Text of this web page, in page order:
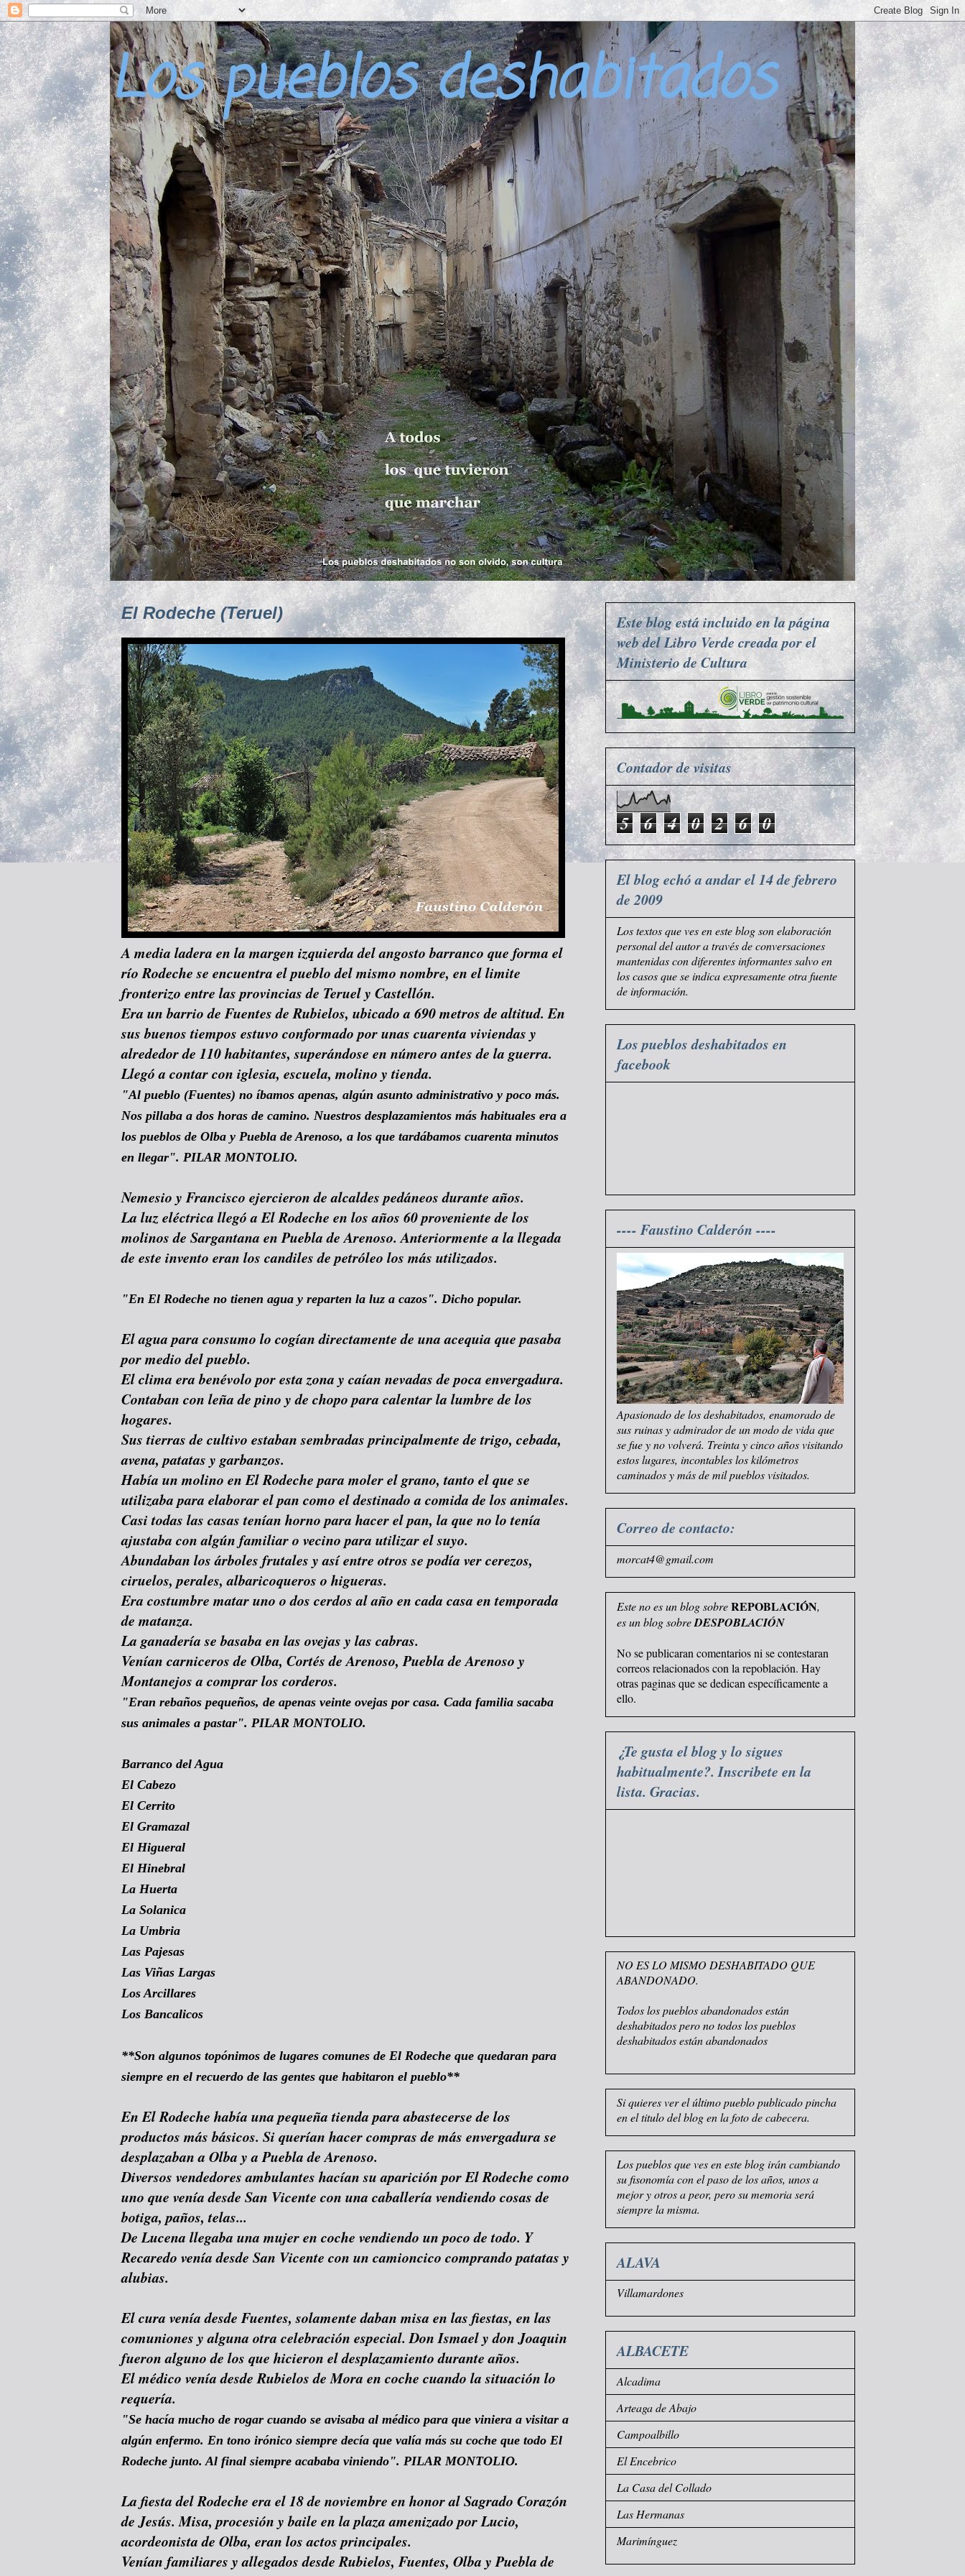
Los pueblos deshabitados
El Rodeche (Teruel)
A media ladera en la margen izquierda del angosto barranco que forma el
río Rodeche se encuentra el pueblo del mismo nombre, en el limite
fronterizo entre las provincias de Teruel y Castellón.
Era un barrio de Fuentes de Rubielos, ubicado a 690 metros de altitud. En
sus buenos tiempos estuvo conformado por unas cuarenta viviendas y
alrededor de 110 habitantes, superándose en número antes de la guerra.
Llegó a contar con iglesia, escuela, molino y tienda.
"Al pueblo (Fuentes) no íbamos apenas, algún asunto administrativo y poco más.
Nos pillaba a dos horas de camino. Nuestros desplazamientos más habituales era a
los pueblos de Olba y Puebla de Arenoso, a los que tardábamos cuarenta minutos
en llegar". PILAR MONTOLIO.
Nemesio y Francisco ejercieron de alcaldes pedáneos durante años.
La luz eléctrica llegó a El Rodeche en los años 60 proveniente de los
molinos de Sargantana en Puebla de Arenoso. Anteriormente a la llegada
de este invento eran los candiles de petróleo los más utilizados.
"En El Rodeche no tienen agua y reparten la luz a cazos". Dicho popular.
El agua para consumo lo cogían directamente de una acequia que pasaba
por medio del pueblo.
El clima era benévolo por esta zona y caían nevadas de poca envergadura.
Contaban con leña de pino y de chopo para calentar la lumbre de los
hogares.
Sus tierras de cultivo estaban sembradas principalmente de trigo, cebada,
avena, patatas y garbanzos.
Había un molino en El Rodeche para moler el grano, tanto el que se
utilizaba para elaborar el pan como el destinado a comida de los animales.
Casi todas las casas tenían horno para hacer el pan, la que no lo tenía
ajustaba con algún familiar o vecino para utilizar el suyo.
Abundaban los árboles frutales y así entre otros se podía ver cerezos,
ciruelos, perales, albaricoqueros o higueras.
Era costumbre matar uno o dos cerdos al año en cada casa en temporada
de matanza.
La ganadería se basaba en las ovejas y las cabras.
Venían carniceros de Olba, Cortés de Arenoso, Puebla de Arenoso y
Montanejos a comprar los corderos.
"Eran rebaños pequeños, de apenas veinte ovejas por casa. Cada familia sacaba
sus animales a pastar". PILAR MONTOLIO.
Barranco del Agua
El Cabezo
El Cerrito
El Gramazal
El Higueral
El Hinebral
La Huerta
La Solanica
La Umbria
Las Pajesas
Las Viñas Largas
Los Arcillares
Los Bancalicos
**Son algunos topónimos de lugares comunes de El Rodeche que quedaran para
siempre en el recuerdo de las gentes que habitaron el pueblo**
En El Rodeche había una pequeña tienda para abastecerse de los
productos más básicos. Si querían hacer compras de más envergadura se
desplazaban a Olba y a Puebla de Arenoso.
Diversos vendedores ambulantes hacían su aparición por El Rodeche como
uno que venía desde San Vicente con una caballería vendiendo cosas de
botiga, paños, telas...
De Lucena llegaba una mujer en coche vendiendo un poco de todo. Y
Recaredo venía desde San Vicente con un camioncico comprando patatas y
alubias.
El cura venía desde Fuentes, solamente daban misa en las fiestas, en las
comuniones y alguna otra celebración especial. Don Ismael y don Joaquin
fueron alguno de los que hicieron el desplazamiento durante años.
El médico venía desde Rubielos de Mora en coche cuando la situación lo
requería.
"Se hacía mucho de rogar cuando se avisaba al médico para que viniera a visitar a
algún enfermo. En tono irónico siempre decía que valía más su coche que todo El
Rodeche junto. Al final siempre acababa viniendo". PILAR MONTOLIO.
La fiesta del Rodeche era el 18 de noviembre en honor al Sagrado Corazón
de Jesús. Misa, procesión y baile en la plaza amenizado por Lucio,
acordeonista de Olba, eran los actos principales.
Venían familiares y allegados desde Rubielos, Fuentes, Olba y Puebla de
Este blog está incluido en la página
web del Libro Verde creada por el
Ministerio de Cultura
Contador de visitas
5 6 4 0 2 6 0
El blog echó a andar el 14 de febrero
de 2009
Los textos que ves en este blog son elaboración
personal del autor a través de conversaciones
mantenidas con diferentes informantes salvo en
los casos que se indica expresamente otra fuente
de información.
Los pueblos deshabitados en
facebook
---- Faustino Calderón ----
Apasionado de los deshabitados, enamorado de
sus ruinas y admirador de un modo de vida que
se fue y no volverá. Treinta y cinco años visitando
estos lugares, incontables los kilómetros
caminados y más de mil pueblos visitados.
Correo de contacto:
morcat4@gmail.com
Este no es un blog sobreREPOBLACIÓN,
es un blog sobreDESPOBLACIÓN
No se publicaran comentarios ni se contestaran
correos relacionados con la repoblación. Hay
otras paginas que se dedican específicamente a
ello.
¿Te gusta el blog y lo sigues
habitualmente?. Inscribete en la
lista. Gracias.
NO ES LO MISMO DESHABITADO QUE
ABANDONADO.
Todos los pueblos abandonados están
deshabitados pero no todos los pueblos
deshabitados están abandonados
Si quieres ver el último pueblo publicado pincha
en el titulo del blog en la foto de cabecera.
Los pueblos que ves en este blog irán cambiando
su fisonomía con el paso de los años, unos a
mejor y otros a peor, pero su memoria será
siempre la misma.
ALAVA
Villamardones
ALBACETE
Alcadima
Arteaga de Abajo
Campoalbillo
El Encebrico
La Casa del Collado
Las Hermanas
Marimínguez